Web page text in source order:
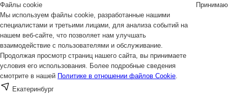
Файлы cookie
Мы используем файлы cookie, разработанные нашими
специалистами и третьими лицами, для анализа событий на
нашем веб-сайте, что позволяет нам улучшать
взаимодействие с пользователями и обслуживание.
Продолжая просмотр страниц нашего сайта, вы принимаете
условия его использования. Более подробные сведения
смотрите в нашей Политике в отношении файлов Cookie.
Принимаю
Екатеринбург